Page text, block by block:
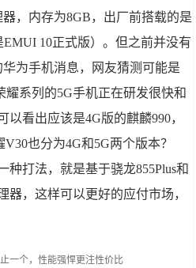
，内存为8GB，出厂前搭载的是
10正式版）。但之前并没有
为手机消息，网友猜测可能是
系列的5G手机正在研发很快和
看出应该是4G版的麒麟990，
也分为4G和5G两个版本？
种打法，就是基于骁龙855Plus和
器，这样可以更好的应付市场，